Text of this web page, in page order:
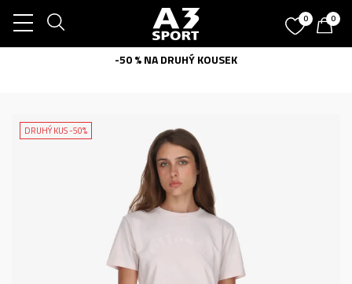
0 0
-50 % NA DRUHÝ KOUSEK
DRUHÝ KUS -50%